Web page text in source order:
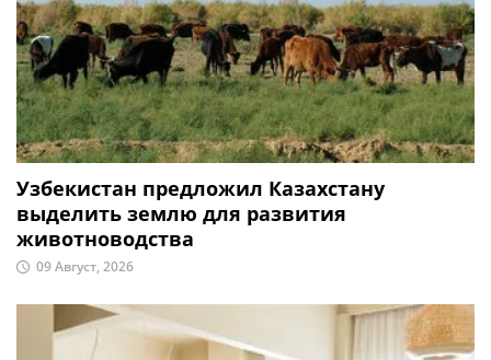
Узбекистан предложил Казахстану
выделить землю для развития
животноводства
09 Август, 2026